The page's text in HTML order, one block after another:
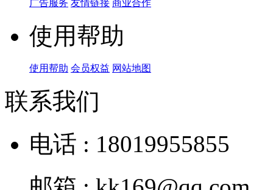
广告服务 友情链接 商业合作
使用帮助
使用帮助 会员权益 网站地图
联系我们
电话 : 18019955855